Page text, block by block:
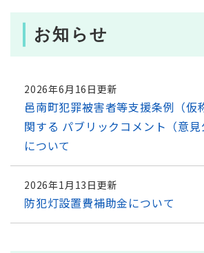
お知らせ
2026年6月16日更新
邑南町犯罪被害者等支援条例（仮
関する パブリックコメント（意
について
2026年1月13日更新
防犯灯設置費補助金について